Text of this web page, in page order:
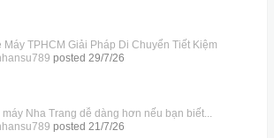
Máy TPHCM Giải Pháp Di Chuyển Tiết Kiệm
posted 29/7/26
máy Nha Trang dễ dàng hơn nếu bạn biết...
posted 21/7/26